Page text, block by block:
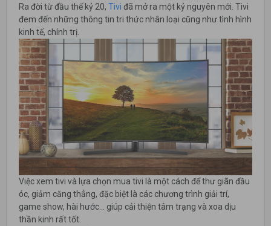
Ra đời từ đầu thế kỷ 20, Tivi đã mở ra một kỷ nguyên mới. Tivi
đem đến những thông tin tri thức nhân loại cũng như tình hình
kinh tế, chính trị.
Việc xem tivi và lựa chọn mua tivi là một cách để thư giãn đầu
óc, giảm căng thẳng, đặc biệt là các chương trình giải trí,
game show, hài hước... giúp cải thiện tâm trạng và xoa dịu
thần kinh rất tốt.